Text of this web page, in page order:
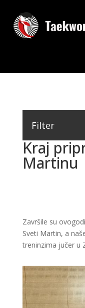
Kraj
Martinu
Završile su
Sveti Martin, a
treninzima jučer u
Filter